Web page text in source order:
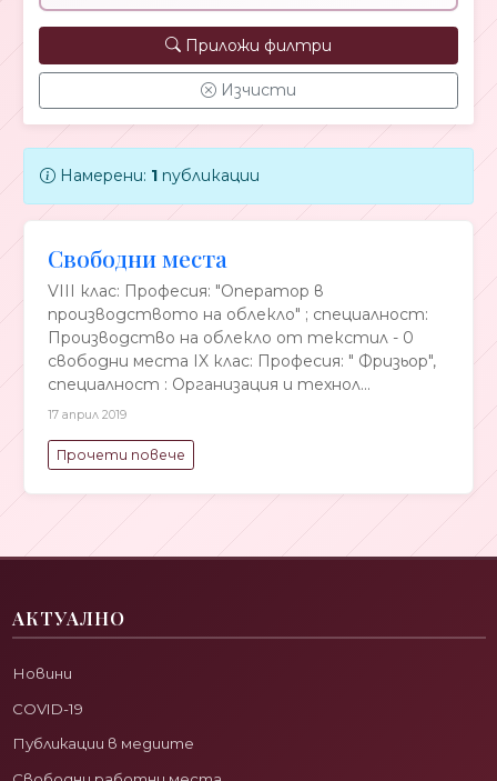
Приложи филтри
Изчисти
Намерени: 1 публикации
Свободни места
VIII клас: Професия: "Оператор в
производството на облекло" ; специалност:
Производство на облекло от текстил - 0
свободни места IX клас: Професия: " Фризьор",
специалност : Организация и технол...
17 април 2019
Прочети повече
АКТУАЛНО
Новини
COVID-19
Публикации в медиите